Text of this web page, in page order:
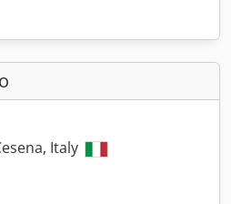
Italy